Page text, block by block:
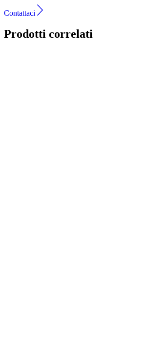
Contattaci
Prodotti correlati